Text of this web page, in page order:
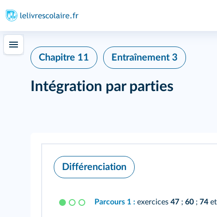
Chapitre 11 Entraînement 3
Intégration par parties
Différenciation
Parcours 1 : exercices 47 ; 60 ; 74